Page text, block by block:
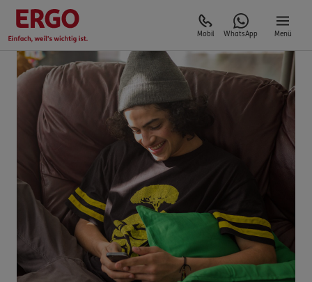
Mobil WhatsApp Menü